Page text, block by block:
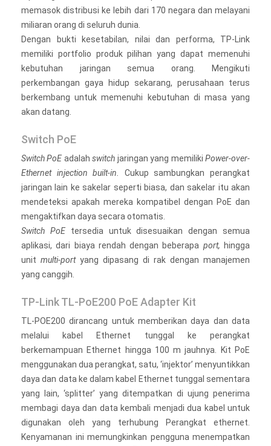
memasok distribusi ke lebih dari 170 negara dan melayani
miliaran orang di seluruh dunia.
Dengan bukti kesetabilan, nilai dan performa, TP-Link
memiliki portfolio produk pilihan yang dapat memenuhi
kebutuhan jaringan semua orang. Mengikuti
perkembangan gaya hidup sekarang, perusahaan terus
berkembang untuk memenuhi kebutuhan di masa yang
akan datang.
Switch PoE
Switch PoE adalahswitch jaringan yang memilikiPower-over-
Ethernet injection built-in.
Cukup sambungkan perangkat
jaringan lain ke sakelar seperti biasa, dan sakelar itu akan
mendeteksi apakah mereka kompatibel dengan PoE dan
mengaktifkan daya secara otomatis.
Switch PoEtersedia untuk disesuaikan dengan semua
aplikasi, dari biaya rendah dengan beberapa port, hingga
unit multi-portyang dipasang di rak dengan manajemen
yang canggih.
TP-Link TL-PoE200 PoE Adapter Kit
TL-POE200 dirancang untuk memberikan daya dan data
melalui kabel Ethernet tunggal ke perangkat
berkemampuan Ethernet hingga 100 m jauhnya. Kit PoE
menggunakan dua perangkat, satu, ‘injektor’ menyuntikkan
daya dan data ke dalam kabel Ethernet tunggal sementara
yang lain, ‘splitter’ yang ditempatkan di ujung penerima
membagi daya dan data kembali menjadi dua kabel untuk
digunakan oleh yang terhubung Perangkat ethernet.
Kenyamanan ini memungkinkan pengguna menempatkan